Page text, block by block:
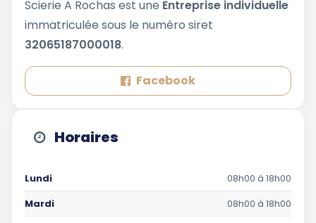
Scierie A Rochas est une Entreprise individuelle
immatriculée sous le numéro siret
32065187000018.
Facebook
Horaires
Lundi
08h00 à 18h00
Mardi
08h00 à 18h00